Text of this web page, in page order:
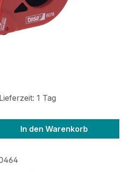
1 Tag
Gib den
In den Warenkorb